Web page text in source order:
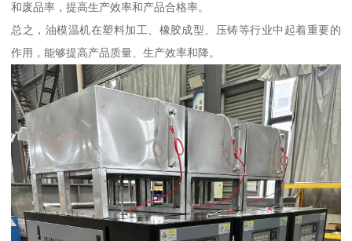
和废品率，提高生产效率和产品合格率。
总之，油模温机在塑料加工、橡胶成型、压铸等行业中起着重要的
作用，能够提高产品质量、生产效率和降。